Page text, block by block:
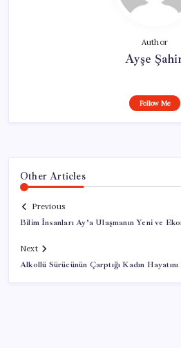
Author
Ayşe
Follow Me
Other Articles
Previous
Bilim İnsanları Ay’a Ulaşmanın Yeni ve
Next
Alkollü Sürücünün Çarptığı Kadın